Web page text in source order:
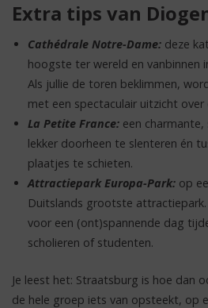
Extra tips van
Cathédrale Notre-Dame: deze
hoogste ter wereld en vanbinnen
Als jullie de toren beklimmen,
met een spectaculair uitzicht over
La Petite France: een
lekker doorheen te slenteren én
plaatjes te schieten.
Attractiepark Europa-Park: op
Duitslands grootste attractiepark.
voor een (ont)spannende dag
scholieren of studenten.
Je leest het: Straatsburg is hoe dan
de hele groep iets van opsteekt, op